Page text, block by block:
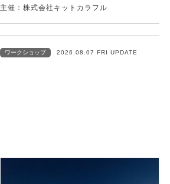
主催：株式会社キットカラフル
ワークショップ 2026.08.07 FRI UPDATE